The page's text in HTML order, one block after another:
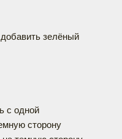
зелёный
с одной
сторону